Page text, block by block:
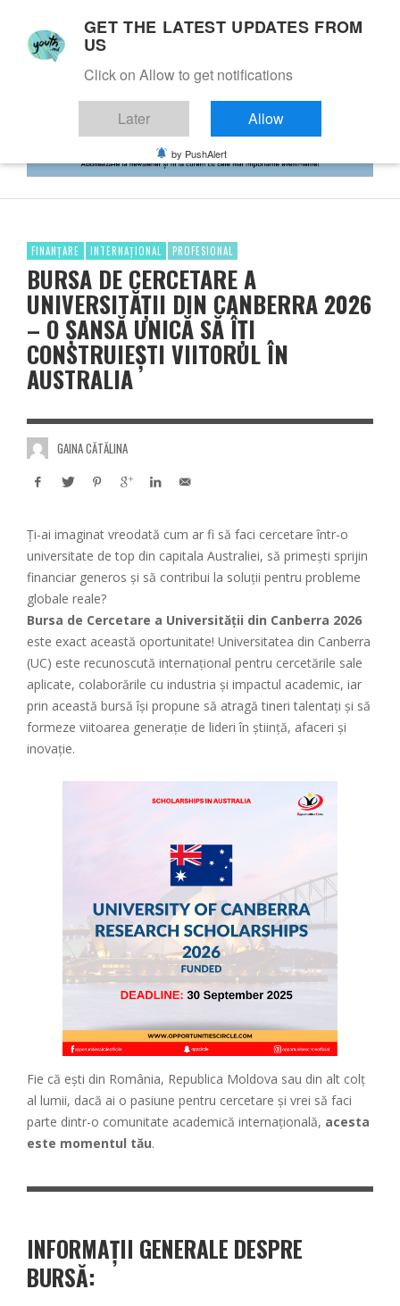
FINANȚARE INTERNAȚIONAL PROFESIONAL
BURSA DE CERCETARE A
UNIVERSITĂȚII DIN CANBERRA 2026
– O ȘANSĂ UNICĂ SĂ ÎȚI
CONSTRUIEȘTI VIITORUL ÎN
AUSTRALIA
GAINA CĂTĂLINA
Ți-ai imaginat vreodată cum ar fi să faci cercetare într-o
universitate de top din capitala Australiei, să primești sprijin
financiar generos și să contribui la soluții pentru probleme
globale reale?
Bursa de Cercetare a Universității din Canberra 2026
este exact această oportunitate! Universitatea din Canberra
(UC) este recunoscută internațional pentru cercetările sale
aplicate, colaborările cu industria și impactul academic, iar
prin această bursă își propune să atragă tineri talentați și să
formeze viitoarea generație de lideri în știință, afaceri și
inovație.
Fie că ești din România, Republica Moldova sau din alt colț
al lumii, dacă ai o pasiune pentru cercetare și vrei să faci
parte dintr-o comunitate academică internațională, acesta
este momentul tău.
INFORMAȚII GENERALE DESPRE
BURSĂ:
GET THE LATEST UPDATES FROM
US
Click on Allow to get notifications
Later Allow
by PushAlert